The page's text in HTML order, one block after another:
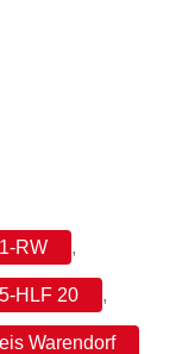
1-RW ,
5-HLF 20 ,
Warendorf